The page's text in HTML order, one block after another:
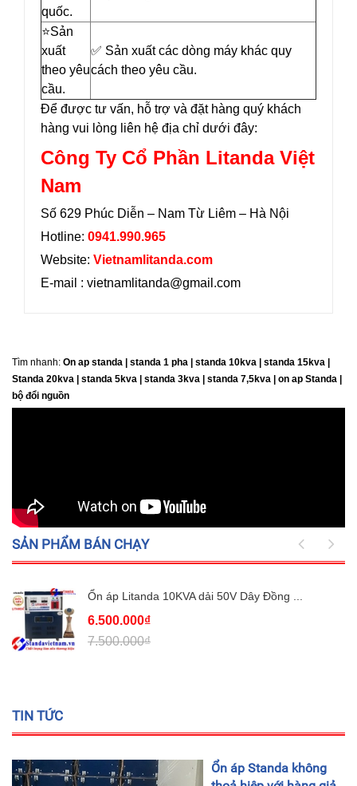
quốc.
⭐️Sản
xuất
theo yêu
cầu.
✅ Sản xuất các dòng máy khác quy
cách theo yêu cầu.
Để được tư vấn, hỗ trợ và đặt hàng quý khách
hàng vui lòng liên hệ địa chỉ dưới đây:
Công Ty Cổ Phần Litanda Việt
Nam
Số 629 Phúc Diễn – Nam Từ Liêm – Hà Nội
Hotline: 0941.990.965
Website: Vietnamlitanda.com
E-mail : vietnamlitanda@gmail.com
Tìm nhanh: On ap standa | standa 1 pha | standa 10kva | standa 15kva |
Standa 20kva | standa 5kva | standa 3kva | standa 7,5kva | on ap Standa |
bộ đổi nguồn
SẢN PHẨM BÁN CHẠY
Ổn áp Litanda 10KVA dải 50V Dây Đồng ...
6.500.000₫
7.500.000₫
TIN TỨC
Ổn áp Standa không